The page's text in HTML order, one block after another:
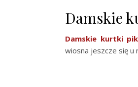
Damskie
Damskie kurtki
wiosna jeszcze się u